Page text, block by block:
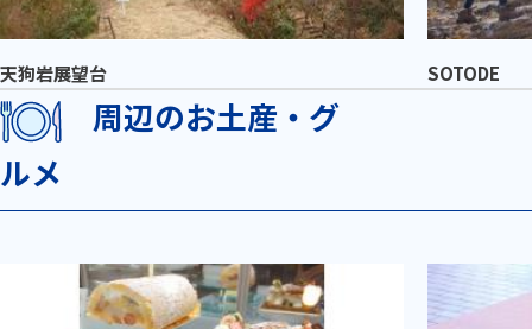
天狗岩展望台 SOTODE
周辺のお土産・グ
ルメ